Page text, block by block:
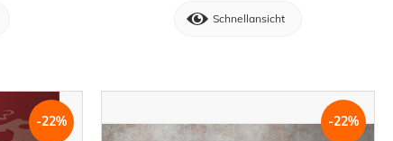
Schnellansicht
-22% -22%